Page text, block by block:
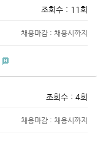
조회수 : 11회
채용마감 : 채용시까지
조회수 : 4회
채용마감 : 채용시까지